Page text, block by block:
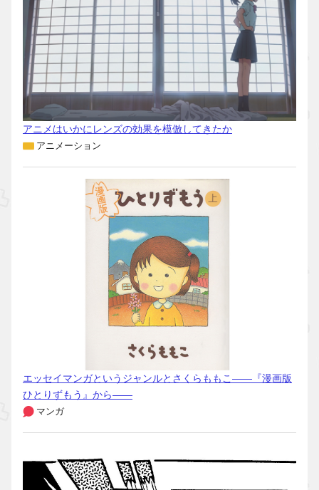
アニメはいかにレンズの効果を模倣してきたか
アニメーション
エッセイマンガというジャンルとさくらももこ――『漫画版
ひとりずもう』から――
マンガ